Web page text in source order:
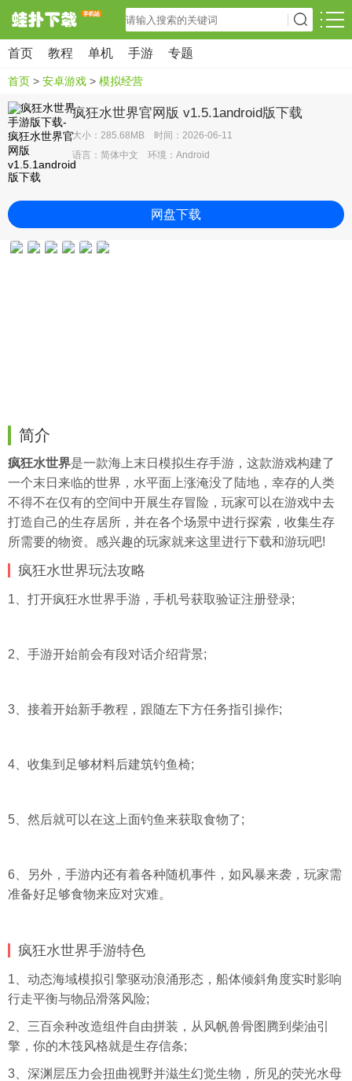
首页 教程 单机 手游 专题
首页 > 安卓游戏 > 模拟经营
疯狂水世界官网版 v1.5.1android版下载
大小：285.68MB 时间：2026-06-11
语言：简体中文 环境：Android
网盘下载
简介
疯狂水世界是一款海上末日模拟生存手游，这款游戏构建了
一个末日来临的世界，水平面上涨淹没了陆地，幸存的人类
不得不在仅有的空间中开展生存冒险，玩家可以在游戏中去
打造自己的生存居所，并在各个场景中进行探索，收集生存
所需要的物资。感兴趣的玩家就来这里进行下载和游玩吧!
疯狂水世界玩法攻略
1、打开疯狂水世界手游，手机号获取验证注册登录;
2、手游开始前会有段对话介绍背景;
3、接着开始新手教程，跟随左下方任务指引操作;
4、收集到足够材料后建筑钓鱼椅;
5、然后就可以在这上面钓鱼来获取食物了;
6、另外，手游内还有着各种随机事件，如风暴来袭，玩家需
准备好足够食物来应对灾难。
疯狂水世界手游特色
1、动态海域模拟引擎驱动浪涌形态，船体倾斜角度实时影响
行走平衡与物品滑落风险;
2、三百余种改造组件自由拼装，从风帆兽骨图腾到柴油引
擎，你的木筏风格就是生存信条;
3、深渊层压力会扭曲视野并滋生幻觉生物，所见的荧光水母